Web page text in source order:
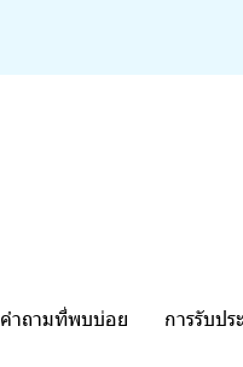
คำถามที่พบบ่อย การรับป